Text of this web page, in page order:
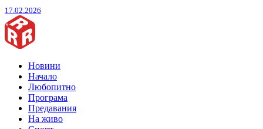
17.02.2026
Новини
Начало
Любопитно
Програма
Предавания
На живо